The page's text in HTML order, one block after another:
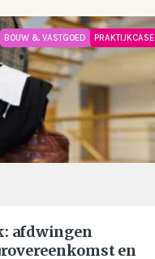
BOUW & VASTGOED PRAKTIJKCASE
afdwingen
en